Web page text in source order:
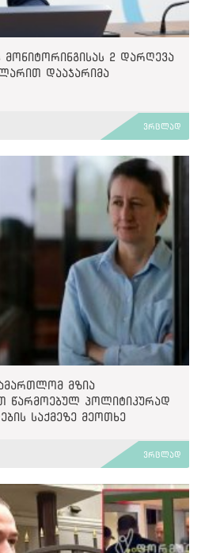
მონიტორინგისას 2 დარღევა
დააჯარიმა
ვრცლად
მზია
წარმოებულ პოლიტიკურად
საქმეზე მეოთხე
ვრცლად